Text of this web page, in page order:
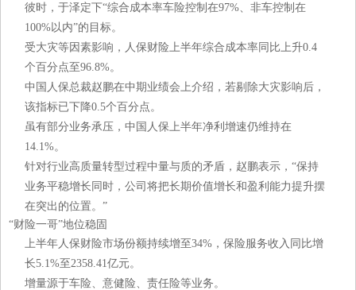
彼时，于泽定下“综合成本率车险控制在97%、非车控制在
100%以内”的目标。
受大灾等因素影响，人保财险上半年综合成本率同比上升0.4
个百分点至96.8%。
中国人保总裁赵鹏在中期业绩会上介绍，若剔除大灾影响后，
该指标已下降0.5个百分点。
虽有部分业务承压，中国人保上半年净利增速仍维持在
14.1%。
针对行业高质量转型过程中量与质的矛盾，赵鹏表示，“保持
业务平稳增长同时，公司将把长期价值增长和盈利能力提升摆
在突出的位置。”
“财险一哥”地位稳固
上半年人保财险市场份额持续增至34%，保险服务收入同比增
长5.1%至2358.41亿元。
增量源于车险、意健险、责任险等业务。